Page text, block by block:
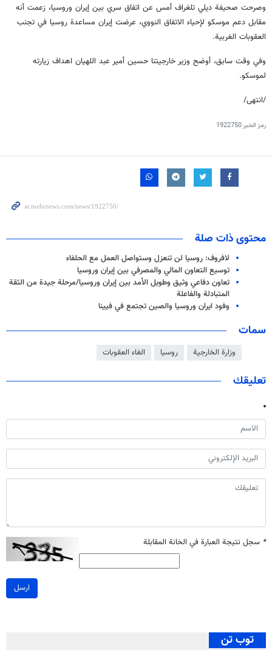
وصرحت صحيفة ديلي تلغراف أمس عن اتفاق سري بين إيران وروسيا، زعمت أنه
مقابل دعم موسكو لإحياء الاتفاق النووي، عرضت إيران مساعدة روسيا في تجنب
العقوبات الغربية.
وفي وقت سابق، أوضح وزير خارجيتنا حسين أمير عبد اللهيان اهداف زيارته
لموسكو.
/انتهى/
رمز الخبر1922750
محتوى ذات صلة
لافروف: روسيا لن تنعزل وستواصل العمل مع الحلفاء
توسيع التعاون المالي والمصرفي بين إيران وروسيا
تعاون دفاعي وثيق وطويل الأمد بين إيران وروسيا/مرحلة جيدة من الثقة
المتبادلة والفاعلة
وفود ايران وروسيا والصين تجتمع في فيينا
سمات
وزارة الخارجية روسيا الغاء العقوبات
تعليقك
* سجل نتيجة العبارة في الخانة المقابلة
ارسل
توب تن